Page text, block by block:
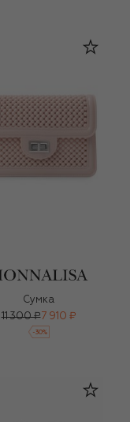
Сумка
11 300 ₽7 910 ₽
-30%